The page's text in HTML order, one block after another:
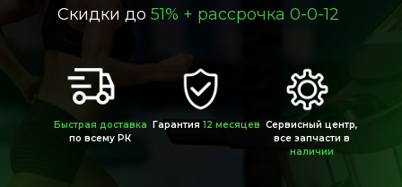
Скидки до 51% + рассрочка 0-0-12
Быстрая доставка
по всему РК
Гарантия 12 месяцев Сервисный центр,
все запчасти в
наличии